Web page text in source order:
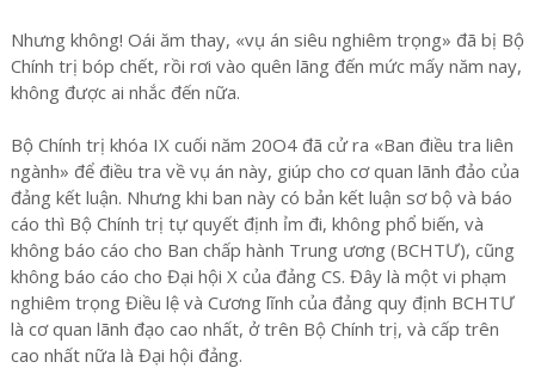
Nhưng không! Oái ăm thay, «vụ án siêu nghiêm trọng» đã bị Bộ
Chính trị bóp chết, rồi rơi vào quên lãng đến mức mấy năm nay,
không được ai nhắc đến nữa.
Bộ Chính trị khóa IX cuối năm 20O4 đã cử ra «Ban điều tra liên
ngành» để điều tra về vụ án này, giúp cho cơ quan lãnh đảo của
đảng kết luận. Nhưng khi ban này có bản kết luận sơ bộ và báo
cáo thì Bộ Chính trị tự quyết định ỉm đi, không phổ biến, và
không báo cáo cho Ban chấp hành Trung ương (BCHTƯ), cũng
không báo cáo cho Đại hội X của đảng CS. Đây là một vi phạm
nghiêm trọng Điều lệ và Cương lĩnh của đảng quy định BCHTƯ
là cơ quan lãnh đạo cao nhất, ở trên Bộ Chính trị, và cấp trên
cao nhất nữa là Đại hội đảng.